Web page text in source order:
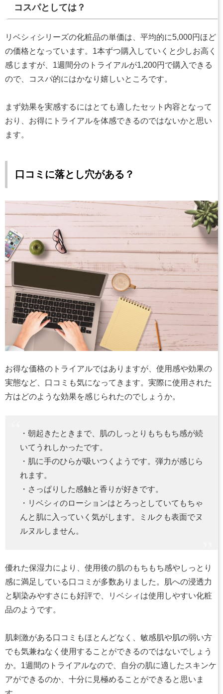
コスパとしては？
リベシィシリーズの化粧品の単価は、平均的に5,000円ほど
の価格となっています。1本ずつ購入していくと少しお高く
感じますが、1週間分のトライアルが1,200円で購入できる
ので、コスパ的にはかなり嬉しいところです。
まず効果を実感するにはとても適したセット内容となって
おり、お得にトライアルを体感できるのではないかと思い
ます。
口コミに落とし穴がある？
お得な価格のトライアルではありますが、使用感や効果の
実態など、口コミも気になってきます。実際に使用された
方はどのような効果を感じられたのでしょうか。
・朝起きたときまで、肌のしっとりもちもち感が続
いてうれしかったです。
・肌に手のひらが吸いつくようです。弾力が感じら
れます。
・さっぱりした感触と香りが好きです。
・リベシィのローションはとろっとしていてもちゃ
んと肌に入っていく気がします。ミルクも表面でヌ
ルヌルしません。
優れた保湿力により、使用後の肌のもちもち感やしっとり
感に満足している口コミが多数ありました。肌への浸透力
と馴染みやすさにも好評で、リベシィは使用しやすい化粧
品のようです。
肌刺激がある口コミもほとんどなく、敏感肌や肌の弱い方
でも気兼ねなく使用することができるのではないでしょう
か。1週間のトライアルなので、自分の肌に適したスキンケ
アができるのか、十分に見極めることができると思いま